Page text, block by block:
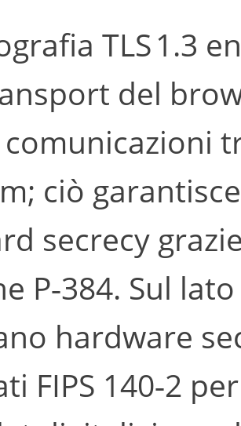
TLS 1.3
del
ciò
secrecy
P‑384. Sul
hardware
FIPS 140‑2